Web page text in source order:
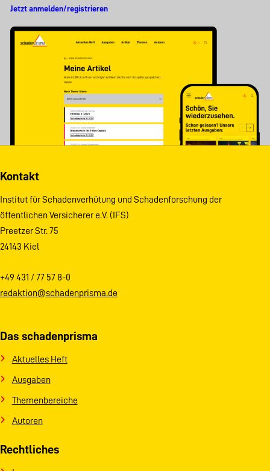
Jetzt anmelden/registrieren
Kontakt
Institut für Schadenverhütung und Schadenforschung der
öffentlichen Versicherer e.V. (IFS)
Preetzer Str. 75
24143 Kiel
+49 431 / 77 57 8-0
redaktion@schadenprisma.de
Das schadenprisma
Aktuelles Heft
Ausgaben
Themenbereiche
Autoren
Rechtliches